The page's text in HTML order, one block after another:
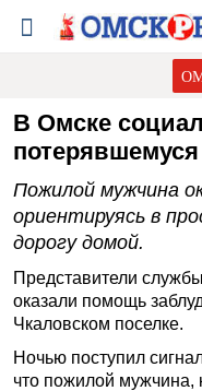
В Омске
Пожилой мужчина
ориентируясь в
дорогу домой.
Представители
оказали помощь
Чкаловском поселке.
Ночью поступил
что пожилой мужчина,